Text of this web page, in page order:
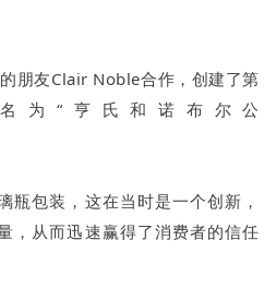
朋友Clair Noble合作，创建了第
为“亨氏和诺布尔公
瓶包装，这在当时是一个创新，
，从而迅速赢得了消费者的信任